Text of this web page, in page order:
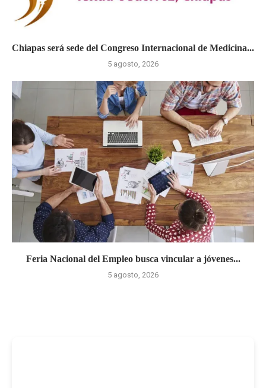
Chiapas será sede del Congreso Internacional de Medicina...
5 agosto, 2026
Feria Nacional del Empleo busca vincular a jóvenes...
5 agosto, 2026